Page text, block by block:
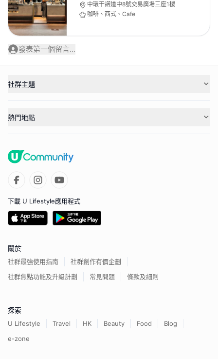
中環干諾道中8號交易廣場三座1樓
咖啡、西式、Cafe
發表第一個留言...
社群主題
熱門地點
下載 U Lifestyle應用程式
關於
社群最強使用指南
社群創作有價企劃
社群焦點功能及升級計劃
常見問題 條款及細則
探索
U Lifestyle Travel HK Beauty Food
Blog
e-zone